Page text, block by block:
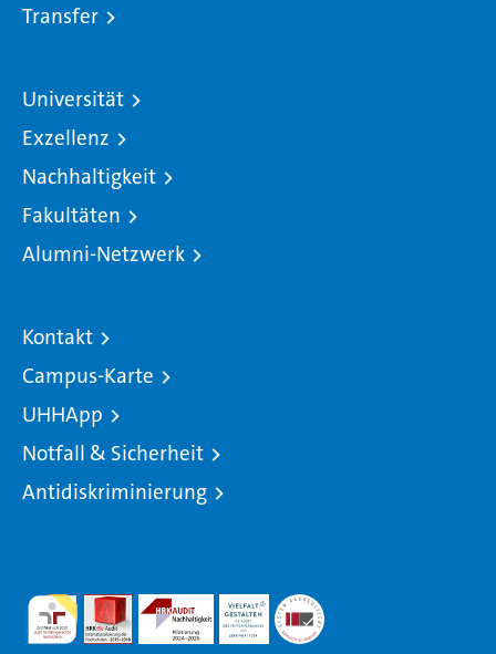
Transfer
Universität
Exzellenz
Nachhaltigkeit
Fakultäten
Alumni-Netzwerk
Kontakt
Campus-Karte
UHHApp
Notfall & Sicherheit
Antidiskriminierung